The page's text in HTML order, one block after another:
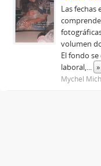
Las fechas
volumen
El fondo
laboral,... »
Mychel